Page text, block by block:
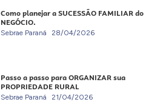
Como planejar a SUCESSÃO FAMILIAR do
NEGÓCIO.
Sebrae Paraná 28/04/2026
Passo a passo para ORGANIZAR sua
PROPRIEDADE RURAL
Sebrae Paraná 21/04/2026